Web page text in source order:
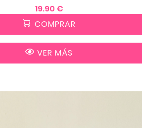
19.90 €
COMPRAR
VER MÁS